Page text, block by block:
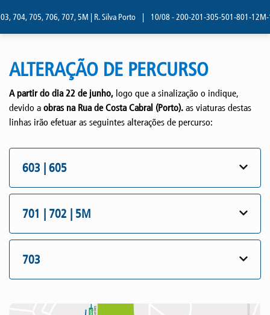
704, 705, 706, 707, 5M | R. Silva Porto 10/08 - 200-201-305-501-801-12M-
ALTERAÇÃO DE PERCURSO
A partir do dia 22 de junho, logo que a sinalização o indique,
devido a obras na Rua de Costa Cabral (Porto). as viaturas destas
linhas irão efetuar as seguintes alterações de percurso:
603 | 605
701 | 702 | 5M
703